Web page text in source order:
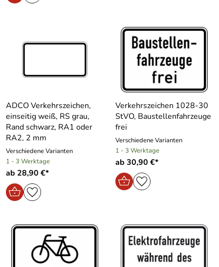
ADCO Verkehrszeichen,
einseitig weiß, RS grau,
Rand schwarz, RA1 oder
RA2, 2 mm
Verschiedene Varianten
1 - 3 Werktage
ab 28,90 €*
Verkehrszeichen 1028-30
StVO, Baustellenfahrzeuge
frei
Verschiedene Varianten
1 - 3 Werktage
ab 30,90 €*